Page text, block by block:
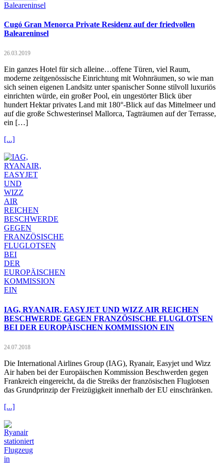
Cugó Gran Menorca Private Residenz auf der friedvollen
Baleareninsel
26.03.2019
Ein ganzes Hotel für sich alleine…offene Türen, viel Raum,
moderne zeitgenössische Einrichtung mit Wohnräumen, so wie man
sich seinen eigenen Landsitz unter spanischer Sonne stilvoll luxuriös
einrichten würde, ein großer Pool, ein ungestörter Blick über
hundert Hektar privates Land mit 180°-Blick auf das Mittelmeer und
auf die große Schwesterinsel Mallorca, Tagträumen auf der Terrasse,
ein […]
[...]
IAG, RYANAIR, EASYJET UND WIZZ AIR REICHEN
BESCHWERDE GEGEN FRANZÖSISCHE FLUGLOTSEN
BEI DER EUROPÄISCHEN KOMMISSION EIN
24.07.2018
Die International Airlines Group (IAG), Ryanair, Easyjet und Wizz
Air haben bei der Europäischen Kommission Beschwerden gegen
Frankreich eingereicht, da die Streiks der französischen Fluglotsen
das Grundprinzip der Freizügigkeit innerhalb der EU einschränken.
[...]